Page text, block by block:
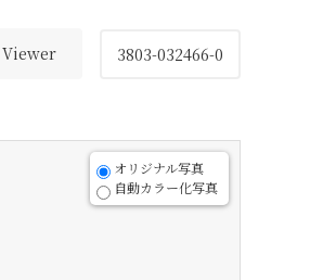
3803-032466-0
オリジナル写真
自動カラー化写真